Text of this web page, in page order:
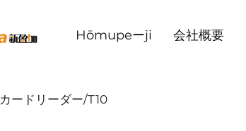
Hōmupeーji 会社概要
カードリーダー/T10